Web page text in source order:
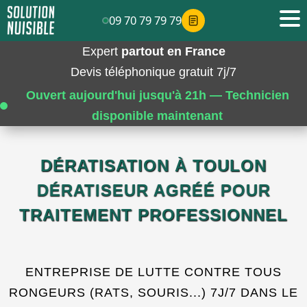
Expert partout en France
Devis téléphonique gratuit 7j/7
Ouvert aujourd'hui jusqu'à 21h — Technicien
disponible maintenant
DÉRATISATION À TOULON
DÉRATISEUR AGRÉÉ POUR
TRAITEMENT PROFESSIONNEL
ENTREPRISE DE LUTTE CONTRE TOUS
RONGEURS (RATS, SOURIS...) 7J/7 DANS LE
09 70 79 79 79